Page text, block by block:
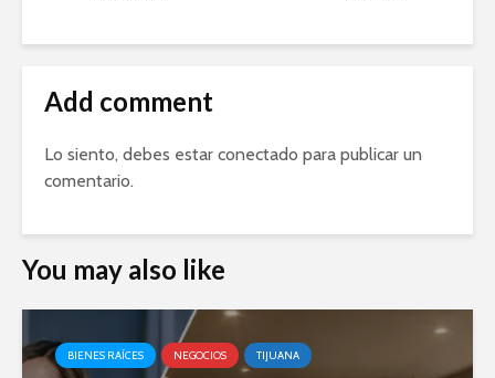
Add comment
Lo siento, debes estar conectado para publicar un
comentario.
You may also like
BIENES RAÍCES NEGOCIOS TIJUANA